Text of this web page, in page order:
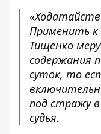
Применить к
Тищенко
содержания
суток, то
под стражу в
судья.